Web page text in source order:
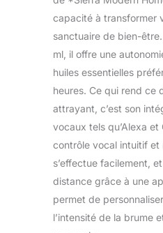
capacité à transformer
sanctuaire de bien-
ml, il offre une
huiles essentielles
heures. Ce qui rend ce
attrayant, c’est son
vocaux tels qu’Alexa
contrôle vocal intuitif et
s’effectue facilement,
distance grâce à une
permet de
l’intensité de la brume